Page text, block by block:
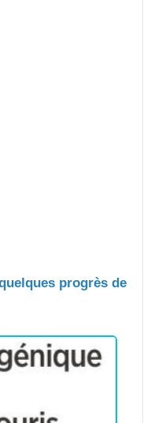
progrès de